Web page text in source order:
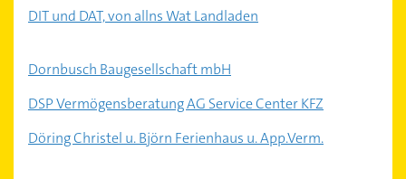
DIT und DAT, von allns Wat Landladen
Dornbusch Baugesellschaft mbH
DSP Vermögensberatung AG Service Center KFZ
Döring Christel u. Björn Ferienhaus u. App.Verm.